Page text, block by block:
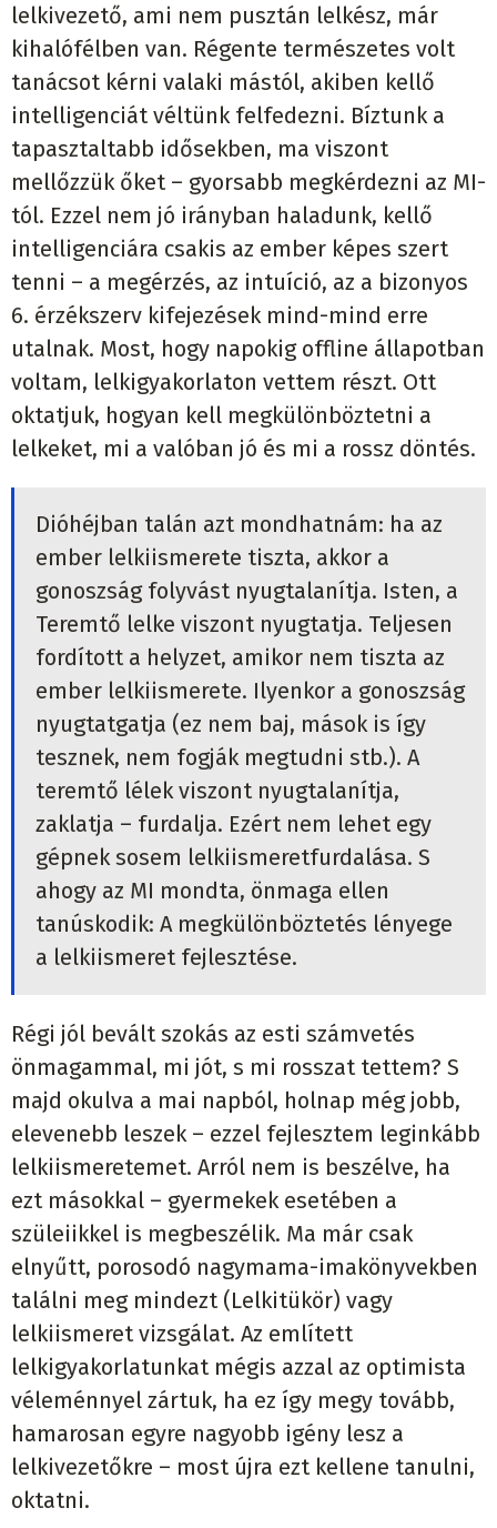
lelkivezető, ami nem pusztán lelkész, már
kihalófélben van. Régente természetes volt
tanácsot kérni valaki mástól, akiben kellő
intelligenciát véltünk felfedezni. Bíztunk a
tapasztaltabb idősekben, ma viszont
mellőzzük őket – gyorsabb megkérdezni az MI-
tól. Ezzel nem jó irányban haladunk, kellő
intelligenciára csakis az ember képes szert
tenni – a megérzés, az intuíció, az a bizonyos
6. érzékszerv kifejezések mind-mind erre
utalnak. Most, hogy napokig offline állapotban
voltam, lelkigyakorlaton vettem részt. Ott
oktatjuk, hogyan kell megkülönböztetni a
lelkeket, mi a valóban jó és mi a rossz döntés.
Dióhéjban talán azt mondhatnám: ha az
ember lelkiismerete tiszta, akkor a
gonoszság folyvást nyugtalanítja. Isten, a
Teremtő lelke viszont nyugtatja. Teljesen
fordított a helyzet, amikor nem tiszta az
ember lelkiismerete. Ilyenkor a gonoszság
nyugtatgatja (ez nem baj, mások is így
tesznek, nem fogják megtudni stb.). A
teremtő lélek viszont nyugtalanítja,
zaklatja – furdalja. Ezért nem lehet egy
gépnek sosem lelkiismeretfurdalása. S
ahogy az MI mondta, önmaga ellen
tanúskodik: A megkülönböztetés lényege
a lelkiismeret fejlesztése.
Régi jól bevált szokás az esti számvetés
önmagammal, mi jót, s mi rosszat tettem? S
majd okulva a mai napból, holnap még jobb,
elevenebb leszek – ezzel fejlesztem leginkább
lelkiismeretemet. Arról nem is beszélve, ha
ezt másokkal – gyermekek esetében a
szüleiikkel is megbeszélik. Ma már csak
elnyűtt, porosodó nagymama-imakönyvekben
találni meg mindezt (Lelkitükör) vagy
lelkiismeret vizsgálat. Az említett
lelkigyakorlatunkat mégis azzal az optimista
véleménnyel zártuk, ha ez így megy tovább,
hamarosan egyre nagyobb igény lesz a
lelkivezetőkre – most újra ezt kellene tanulni,
oktatni.